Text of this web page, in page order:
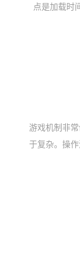
点是加载时
游戏机制非
于复杂。操